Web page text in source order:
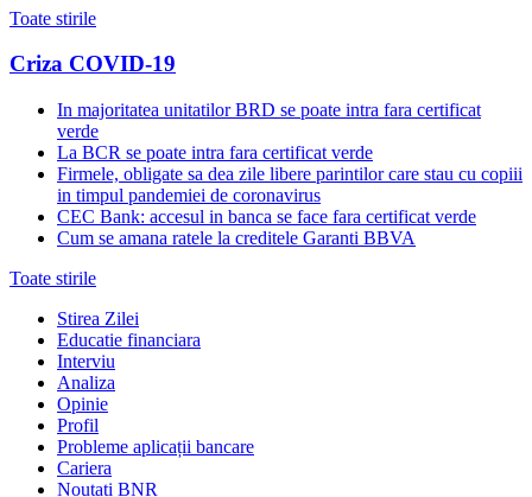
Toate stirile
Criza COVID-19
In majoritatea unitatilor BRD se poate intra fara certificat
verde
La BCR se poate intra fara certificat verde
Firmele, obligate sa dea zile libere parintilor care stau cu copiii
in timpul pandemiei de coronavirus
CEC Bank: accesul in banca se face fara certificat verde
Cum se amana ratele la creditele Garanti BBVA
Toate stirile
Stirea Zilei
Educatie financiara
Interviu
Analiza
Opinie
Profil
Probleme aplicații bancare
Cariera
Noutati BNR